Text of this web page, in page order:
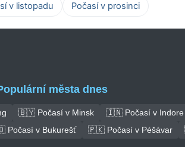
v listopadu Počasí v prosinci
města dnes
🇧🇾 Počasí v Minsk
🇮🇳 Počasí v Indore
Počasí v Bukurešť 🇵🇰 Počasí v Péšávar